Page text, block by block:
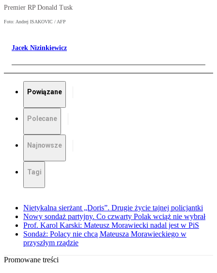
Premier RP Donald Tusk
Foto: Andrej ISAKOVIC / AFP
Jacek Nizinkiewicz
Powiązane
Polecane
Najnowsze
Tagi
Nietykalna sierżant „Doris”. Drugie życie tajnej policjantki
Nowy sondaż partyjny. Co czwarty Polak wciąż nie wybrał
Prof. Karol Karski: Mateusz Morawiecki nadal jest w PiS
Sondaż: Polacy nie chcą Mateusza Morawieckiego w
przyszłym rządzie
Promowane treści